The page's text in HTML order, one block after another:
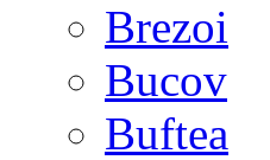
Brezoi
Bucov
Buftea